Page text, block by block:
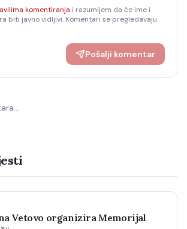
komentiranja i razumijem da će ime i
biti javno vidljivi. Komentari se pregledavaju
Pošalji komentar
Vetovo organizira Memorijal